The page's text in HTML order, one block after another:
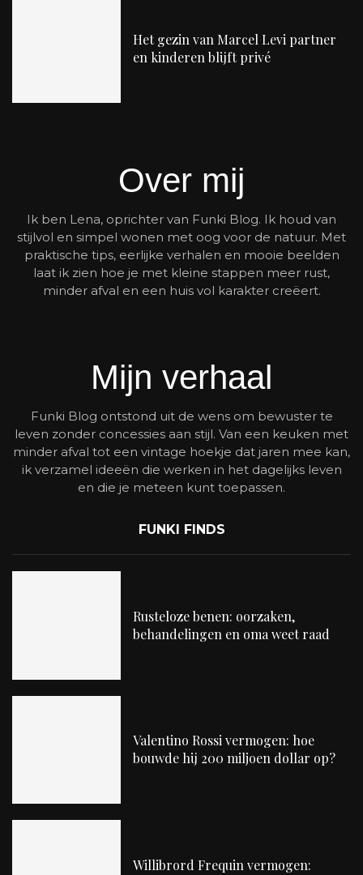
Het gezin van Marcel Levi partner
en kinderen blijft privé
Over mij
Ik ben Lena, oprichter van Funki Blog. Ik houd van
stijlvol en simpel wonen met oog voor de natuur. Met
praktische tips, eerlijke verhalen en mooie beelden
laat ik zien hoe je met kleine stappen meer rust,
minder afval en een huis vol karakter creëert.
Mijn verhaal
Funki Blog ontstond uit de wens om bewuster te
leven zonder concessies aan stijl. Van een keuken met
minder afval tot een vintage hoekje dat jaren mee kan,
ik verzamel ideeën die werken in het dagelijks leven
en die je meteen kunt toepassen.
FUNKI FINDS
Rusteloze benen: oorzaken,
behandelingen en oma weet raad
Valentino Rossi vermogen: hoe
bouwde hij 200 miljoen dollar op?
Willibrord Frequin vermogen: